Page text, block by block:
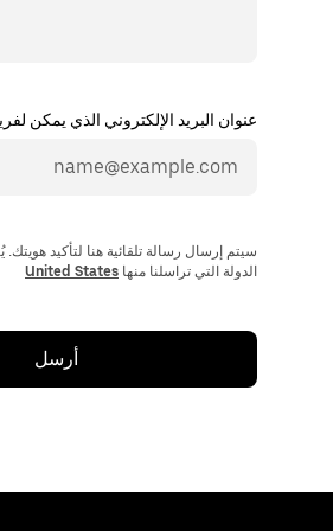
عنوان البريد الإلكتروني الذي يمكن
الدولة التي تراسلنا منها United States
أرسل